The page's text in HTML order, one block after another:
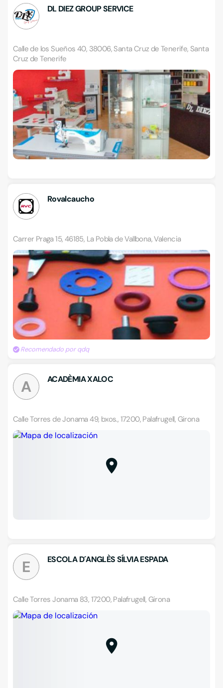
DL DIEZ GROUP SERVICE
Calle de los Sueños 40, 38006, Santa Cruz de Tenerife, Santa
Cruz de Tenerife
Rovalcaucho
Carrer Praga 15, 46185, La Pobla de Vallbona, Valencia
Recomendado por qdq
A ACADÈMIA XALOC
Calle Torres de Jonama 49, bxos., 17200, Palafrugell, Girona
E ESCOLA D´ANGLÈS SÍLVIA ESPADA
Calle Torres Jonama 83, 17200, Palafrugell, Girona